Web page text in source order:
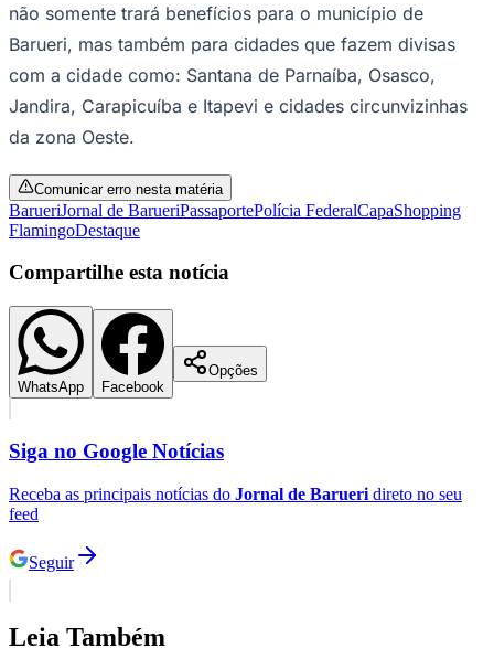
Sul-Americana
Copa América
Champions League
Premier League
La Liga
Bundesliga
Mundial 2026
Times - Ir direto
não somente trará benefícios para o município de
Barueri, mas também para cidades que fazem divisas
com a cidade como: Santana de Parnaíba, Osasco,
Jandira, Carapicuíba e Itapevi e cidades circunvizinhas
da zona Oeste.
Comunicar erro nesta matéria
BarueriJornal de BarueriPassaportePolícia FederalCapaShopping
FlamingoDestaque
Compartilhe esta notícia
WhatsApp Facebook
Opções
Siga no Google Notícias
Receba as principais notícias do Jornal de Barueri direto no seu
feed
Seguir
Leia Também